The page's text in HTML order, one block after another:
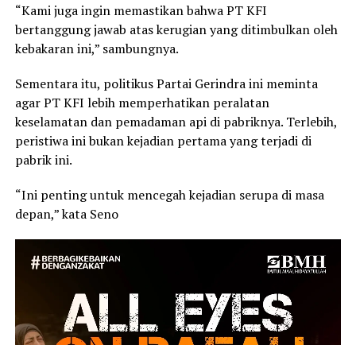
“Kami juga ingin memastikan bahwa PT KFI
bertanggung jawab atas kerugian yang ditimbulkan oleh
kebakaran ini,” sambungnya.
Sementara itu, politikus Partai Gerindra ini meminta
agar PT KFI lebih memperhatikan peralatan
keselamatan dan pemadaman api di pabriknya. Terlebih,
peristiwa ini bukan kejadian pertama yang terjadi di
pabrik ini.
“Ini penting untuk mencegah kejadian serupa di masa
depan,” kata Seno